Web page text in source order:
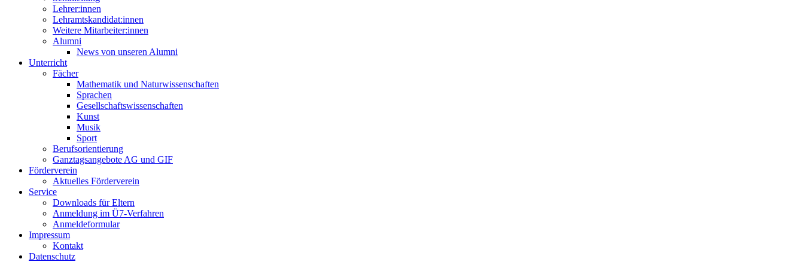
Lehrer:innen
Lehramtskandidat:innen
Weitere Mitarbeiter:innen
Alumni
News von unseren Alumni
Unterricht
Fächer
Mathematik und Naturwissenschaften
Sprachen
Gesellschaftswissenschaften
Kunst
Musik
Sport
Berufsorientierung
Ganztagsangebote AG und GIF
Förderverein
Aktuelles Förderverein
Service
Downloads für Eltern
Anmeldung im Ü7-Verfahren
Anmeldeformular
Impressum
Kontakt
Datenschutz